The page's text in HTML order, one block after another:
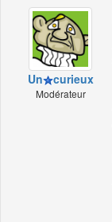
Un curieux
Modérateur